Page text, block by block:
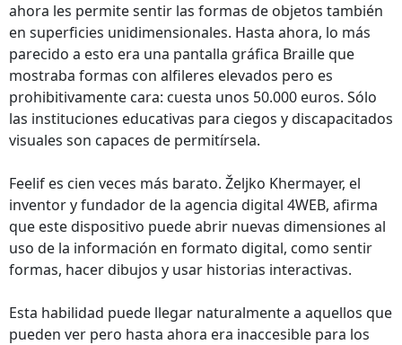
ahora les permite sentir las formas de objetos también
en superficies unidimensionales. Hasta ahora, lo más
parecido a esto era una pantalla gráfica Braille que
mostraba formas con alfileres elevados pero es
prohibitivamente cara: cuesta unos 50.000 euros. Sólo
las instituciones educativas para ciegos y discapacitados
visuales son capaces de permitírsela.
Feelif es cien veces más barato. Željko Khermayer, el
inventor y fundador de la agencia digital 4WEB, afirma
que este dispositivo puede abrir nuevas dimensiones al
uso de la información en formato digital, como sentir
formas, hacer dibujos y usar historias interactivas.
Esta habilidad puede llegar naturalmente a aquellos que
pueden ver pero hasta ahora era inaccesible para los